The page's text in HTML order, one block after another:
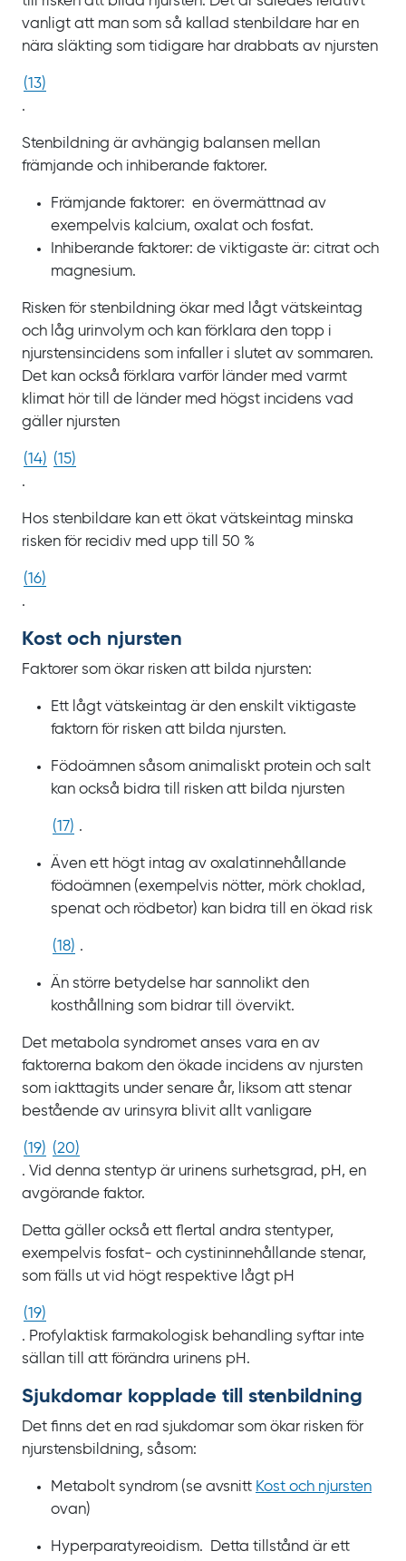
vanligt att man som så kallad stenbildare har en
nära släkting som tidigare har drabbats av njursten
(13)
.
Stenbildning är avhängig balansen mellan
främjande och inhiberande faktorer.
Främjande faktorer: en övermättnad av
exempelvis kalcium, oxalat och fosfat.
Inhiberande faktorer: de viktigaste är: citrat och
magnesium.
Risken för stenbildning ökar med lågt vätskeintag
och låg urinvolym och kan förklara den topp i
njurstensincidens som infaller i slutet av sommaren.
Det kan också förklara varför länder med varmt
klimat hör till de länder med högst incidens vad
gäller njursten
(14) (15)
.
Hos stenbildare kan ett ökat vätskeintag minska
risken för recidiv med upp till
50 %
(16)
.
Kost och njursten
Faktorer som ökar risken att bilda njursten:
Ett lågt vätskeintag är den enskilt viktigaste
faktorn för risken att bilda njursten.
Födoämnen såsom animaliskt protein och salt
kan också bidra till risken att bilda njursten
(17) .
Även ett högt intag av oxalatinnehållande
födoämnen (exempelvis nötter, mörk choklad,
spenat och rödbetor) kan bidra till en ökad risk
(18) .
Än större betydelse har sannolikt den
kosthållning som bidrar till övervikt.
Det metabola syndromet anses vara en av
faktorerna bakom den ökade incidens av njursten
som iakttagits under senare år, liksom att stenar
bestående av urinsyra blivit allt vanligare
(19) (20)
. Vid denna stentyp är urinens surhetsgrad, pH, en
avgörande faktor.
Detta gäller också ett flertal andra stentyper,
exempelvis fosfat- och cystininnehållande stenar,
som fälls ut vid högt respektive lågt pH
(19)
. Profylaktisk farmakologisk behandling syftar inte
sällan till att förändra urinens pH.
Sjukdomar kopplade till stenbildning
Det finns det en rad sjukdomar som ökar risken för
njurstensbildning, såsom:
Metabolt syndrom (se avsnitt Kost och njursten
ovan)
Hyperparatyreoidism. Detta tillstånd är ett